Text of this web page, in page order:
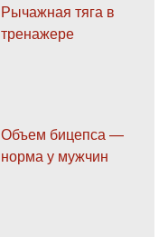
Рычажная тяга в
тренажере
Объем бицепса —
норма у мужчин